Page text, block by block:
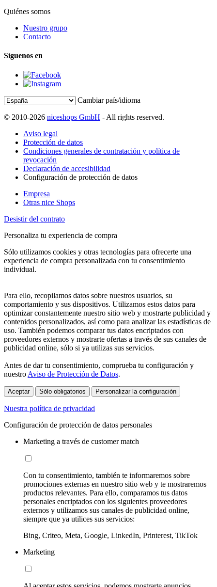
Quiénes somos
Nuestro grupo
Contacto
Síguenos en
Cambiar país/idioma
© 2010-2026 niceshops GmbH - All rights reserved.
Aviso legal
Protección de datos
Condiciones generales de contratación y política de
revocación
Declaración de accesibilidad
Configuración de protección de datos
Empresa
Otras nice Shops
Desistir del contrato
Personaliza tu experiencia de compra
Sólo utilizamos cookies y otras tecnologías para ofrecerte una
experiencia de compra personalizada con tu consentimiento
individual.
Para ello, recopilamos datos sobre nuestros usuarios, su
comportamiento y sus dispositivos. Utilizamos estos datos para
optimizar constantemente nuestro sitio web y mostrarte publicidad y
contenidos personalizados, así como para analizar las estadísticas de
uso. También podemos comparar tus datos encriptados con
proveedores externos y mostrarte ofertas a través de sus canales de
publicidad online, sólo si ya utilizas sus servicios.
Antes de dar tu consentimiento, comprueba tu configuración y
nuestro Aviso de Protección de Datos.
Aceptar Sólo obligatorios Personalizar la configuración
Nuestra política de privacidad
Configuración de protección de datos personales
Marketing a través de customer match
Con tu consentimiento, también te informaremos sobre
promociones externas en nuestro sitio web y te mostraremos
productos relevantes. Para ello, comparamos tus datos
personales encriptados con los siguientes proveedores
externos y utilizamos sus canales de publicidad online,
siempre que ya utilices sus servicios:
Bing, Criteo, Meta, Google, LinkedIn, Printerest, TikTok
Marketing